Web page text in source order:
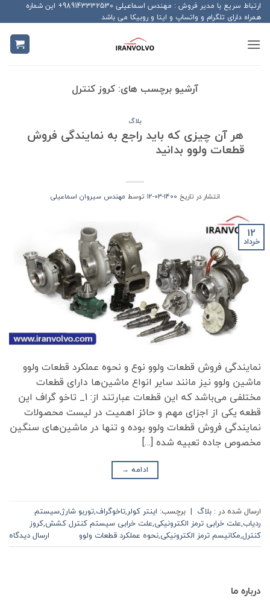
Skip
to
content
ارتباط سریع با مدیر فروش : مهندس اسماعیلی 989143332530+ این شماره
همراه دارای تلگرام و واتساپ و ایتا و روبیکا می باشد
آرشیو برچسب های: کروز کنترل
بلاگ
هر آن چیزی که باید راجع به نمایندگی فروش
قطعات ولوو بدانید
انتشار در تاریخ 1400-03-12 توسط مهندس سیروان اسماعیلی
12
خرداد
نمایندگی فروش قطعات ولوو نوع و نحوه عملکرد قطعات ولوو
ماشین ولوو نیز مانند سایر انواع ماشین‌ها دارای قطعات
مختلفی می‌باشد که این قطعات عبارتند از: 1_ تاخو گراف این
قطعه یکی از اجزای مهم و حائز اهمیت در لیست محصولات
نمایندگی فروش قطعات ولوو بوده و تنها در ماشین‌های سنگین
مخصوص جاده تعبیه شده […]
ادامه →
ارسال شده در : بلاگ | برچسب: اینتر کولر,تاخوگراف,توربو شارژ,سیستم
ردیاب,علت خرابی ترمز الکترونیکی,علت خرابی سیستم کنترل کشش,کروز
کنترل,مکانیسم ترمز الکترونیکی,نحوه عملکرد قطعات ولوو ارسال دیدگاه
درباره ما